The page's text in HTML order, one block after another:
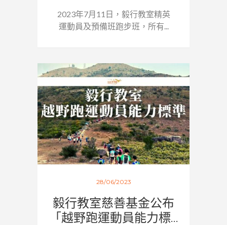
2023年7月11日，毅行教室精英
運動員及預備班跑步班，所有...
28/06/2023
毅行教室慈善基金公布
「越野跑運動員能力標...